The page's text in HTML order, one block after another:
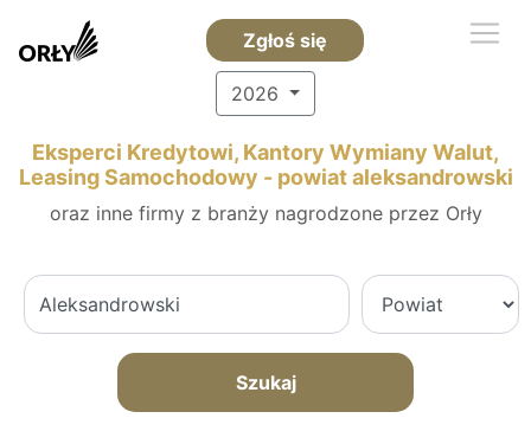
Zgłoś się
2026
Eksperci Kredytowi, Kantory Wymiany Walut,
Leasing Samochodowy - powiat aleksandrowski
oraz inne firmy z branży nagrodzone przez Orły
Szukaj